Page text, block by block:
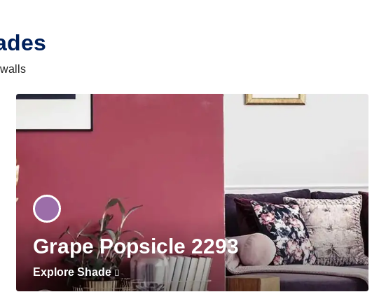
Grape Popsicle 2293
Explore Shade